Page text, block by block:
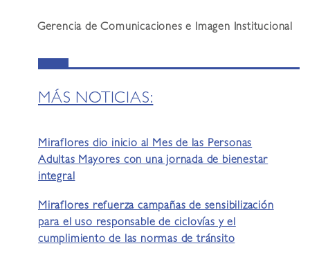
Gerencia de Comunicaciones e Imagen Institucional
MÁS NOTICIAS:
Miraflores dio inicio al Mes de las Personas
Adultas Mayores con una jornada de bienestar
integral
Miraflores refuerza campañas de sensibilización
para el uso responsable de ciclovías y el
cumplimiento de las normas de tránsito